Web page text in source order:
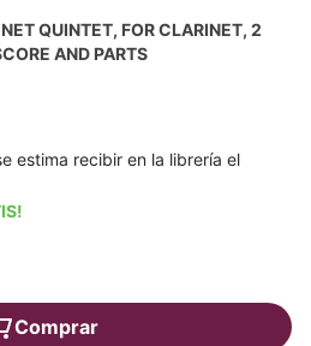
QUINTET, FOR CLARINET, 2
AND PARTS
estima recibir en la librería el
Comprar